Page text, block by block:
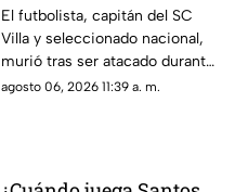
resistió a entregar su
celular
El futbolista, capitán del SC
Villa y seleccionado nacional,
murió tras ser atacado durante
un presunto asalto.
agosto 06, 2026 11:39 a. m.